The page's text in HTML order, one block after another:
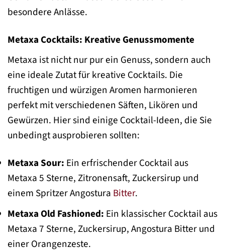
besondere Anlässe.
Metaxa Cocktails: Kreative Genussmomente
Metaxa ist nicht nur pur ein Genuss, sondern auch
eine ideale Zutat für kreative Cocktails. Die
fruchtigen und würzigen Aromen harmonieren
perfekt mit verschiedenen Säften, Likören und
Gewürzen. Hier sind einige Cocktail-Ideen, die Sie
unbedingt ausprobieren sollten:
Metaxa Sour: Ein erfrischender Cocktail aus
Metaxa 5 Sterne, Zitronensaft, Zuckersirup und
einem Spritzer Angostura Bitter.
Metaxa Old Fashioned: Ein klassischer Cocktail aus
Metaxa 7 Sterne, Zuckersirup, Angostura Bitter und
einer Orangenzeste.